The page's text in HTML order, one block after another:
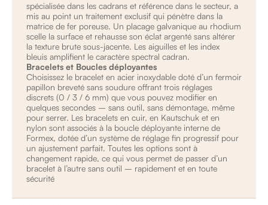
spécialisée dans les cadrans et référence dans le secteur, a
mis au point un traitement exclusif qui pénètre dans la
matrice de fer poreuse. Un placage galvanique au rhodium
scelle la surface et rehausse son éclat argenté sans altérer
la texture brute sous-jacente. Les aiguilles et les index
bleuis amplifient le caractère spectral cadran.
Bracelets et Boucles déployantes
Choisissez le bracelet en acier inoxydable doté d’un fermoir
papillon breveté sans soudure offrant trois réglages
discrets (0 / 3 / 6 mm) que vous pouvez modifier en
quelques secondes – sans outil, sans démontage, même
pour serrer. Les bracelets en cuir, en Kautschuk et en
nylon sont associés à la boucle déployante interne de
Formex, dotée d’un système de réglage fin progressif pour
un ajustement parfait. Toutes les options sont à
changement rapide, ce qui vous permet de passer d’un
bracelet à l’autre sans outil – rapidement et en toute
sécurité